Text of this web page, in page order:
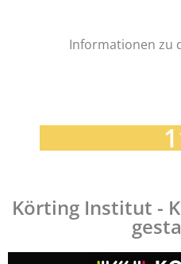
Informationen zu
Körting Institut -